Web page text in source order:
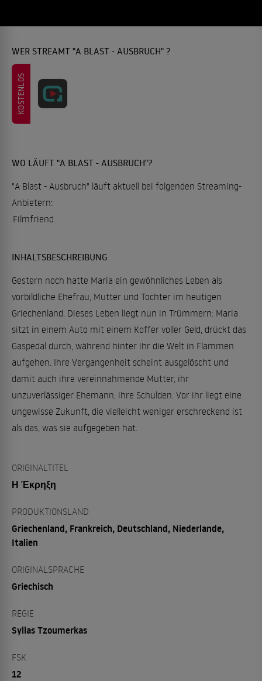
WER STREAMT "A BLAST - AUSBRUCH" ?
KOSTENLOS
WO LÄUFT "A BLAST - AUSBRUCH"?
"A Blast - Ausbruch" läuft aktuell bei folgenden Streaming-
Anbietern:
Filmfriend
INHALTSBESCHREIBUNG
Gestern noch hatte Maria ein gewöhnliches Leben als
vorbildliche Ehefrau, Mutter und Tochter im heutigen
Griechenland. Dieses Leben liegt nun in Trümmern: Maria
sitzt in einem Auto mit einem Koffer voller Geld, drückt das
Gaspedal durch, während hinter ihr die Welt in Flammen
aufgehen. Ihre Vergangenheit scheint ausgelöscht und
damit auch ihre vereinnahmende Mutter, ihr
unzuverlässiger Ehemann, ihre Schulden. Vor ihr liegt eine
ungewisse Zukunft, die vielleicht weniger erschreckend ist
als das, was sie aufgegeben hat.
ORIGINALTITEL
Η Έκρηξη
PRODUKTIONSLAND
Griechenland, Frankreich, Deutschland, Niederlande,
Italien
ORIGINALSPRACHE
Griechisch
REGIE
Syllas Tzoumerkas
FSK
12